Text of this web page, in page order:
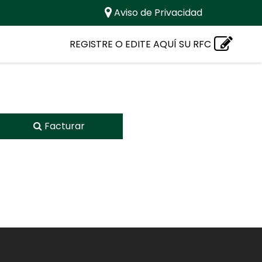
Aviso de Privacidad
REGISTRE O EDITE AQUÍ SU RFC
Facturar